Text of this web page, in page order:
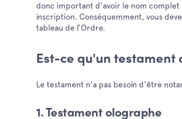
donc important d'avoir le nom
inscription. Conséquemment, vous
tableau de l’Ordre.
Est-ce qu'un
Le testament n'a pas besoin d'être
1. Testament olographe